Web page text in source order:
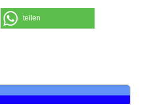
teilen